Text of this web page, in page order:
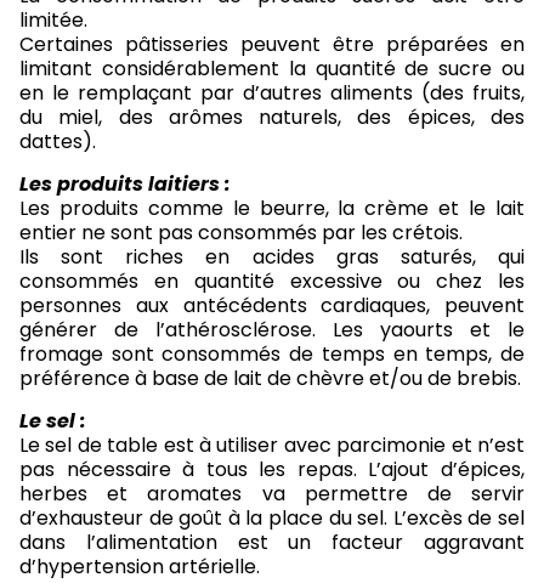
limitée.
Certaines pâtisseries peuvent être préparées en
limitant considérablement la quantité de sucre ou
en le remplaçant par d’autres aliments (des fruits,
du miel, des arômes naturels, des épices, des
dattes).
Les produits laitiers :
Les produits comme le beurre, la crème et le lait
entier ne sont pas consommés par les crétois.
Ils sont riches en acides gras saturés, qui
consommés en quantité excessive ou chez les
personnes aux antécédents cardiaques, peuvent
générer de l’athérosclérose. Les yaourts et le
fromage sont consommés de temps en temps, de
préférence à base de lait de chèvre et/ou de brebis.
Le sel :
Le sel de table est à utiliser avec parcimonie et n’est
pas nécessaire à tous les repas. L’ajout d’épices,
herbes et aromates va permettre de servir
d’exhausteur de goût à la place du sel. L’excès de sel
dans l’alimentation est un facteur aggravant
d’hypertension artérielle.